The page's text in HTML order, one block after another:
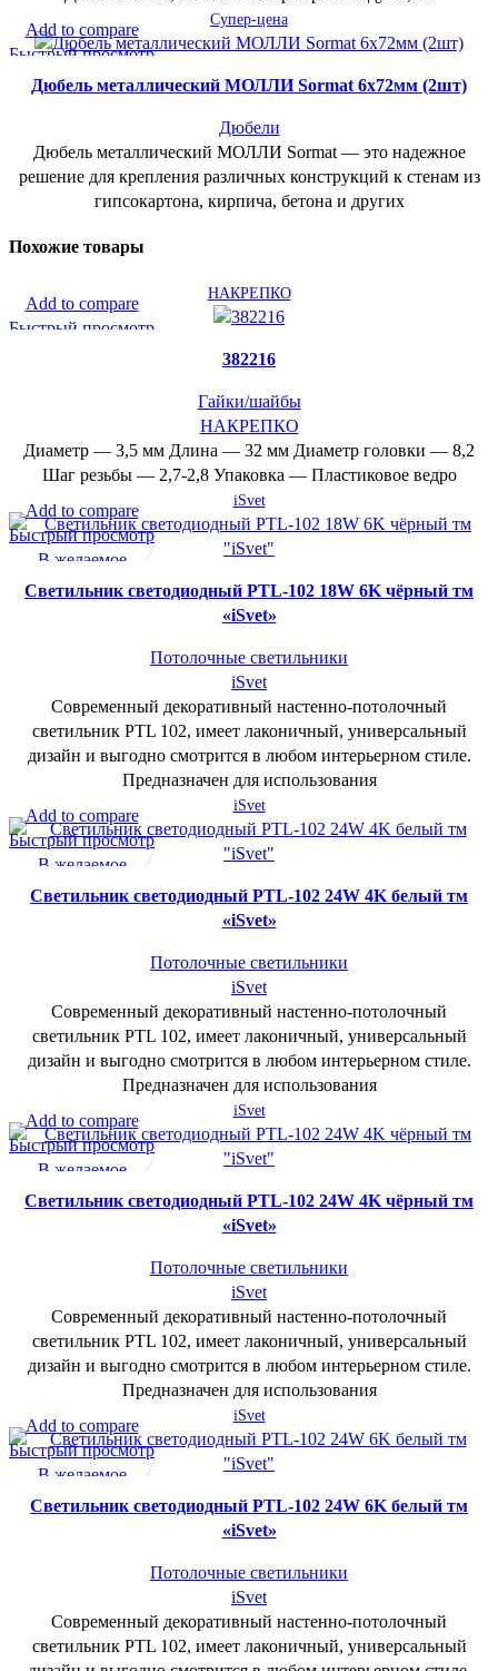
Супер-цена
Add to compare
Быстрый просмотр
В желаемое
Дюбель металлический МОЛЛИ Sormat 6х72мм (2шт)
Дюбели
Дюбель металлический МОЛЛИ Sormat — это надежное
решение для крепления различных конструкций к стенам из
гипсокартона, кирпича, бетона и других
Похожие товары
НАКРЕПКО
Add to compare
Быстрый просмотр
382216
Гайки/шайбы
НАКРЕПКО
Диаметр — 3,5 мм Длина — 32 мм Диаметр головки — 8,2
Шаг резьбы — 2,7-2,8 Упаковка — Пластиковое ведро
iSvet
Add to compare
Быстрый просмотр
В желаемое
Cветильник светодиодный PTL-102 18W 6K чёрный тм
«iSvet»
Потолочные светильники
iSvet
Современный декоративный настенно-потолочный
светильник PTL 102, имеет лаконичный, универсальный
дизайн и выгодно смотрится в любом интерьерном стиле.
Предназначен для использования
iSvet
Add to compare
Быстрый просмотр
В желаемое
Cветильник светодиодный PTL-102 24W 4K белый тм
«iSvet»
Потолочные светильники
iSvet
Современный декоративный настенно-потолочный
светильник PTL 102, имеет лаконичный, универсальный
дизайн и выгодно смотрится в любом интерьерном стиле.
Предназначен для использования
iSvet
Add to compare
Быстрый просмотр
В желаемое
Cветильник светодиодный PTL-102 24W 4K чёрный тм
«iSvet»
Потолочные светильники
iSvet
Современный декоративный настенно-потолочный
светильник PTL 102, имеет лаконичный, универсальный
дизайн и выгодно смотрится в любом интерьерном стиле.
Предназначен для использования
iSvet
Add to compare
Быстрый просмотр
В желаемое
Cветильник светодиодный PTL-102 24W 6K белый тм
«iSvet»
Потолочные светильники
iSvet
Современный декоративный настенно-потолочный
светильник PTL 102, имеет лаконичный, универсальный